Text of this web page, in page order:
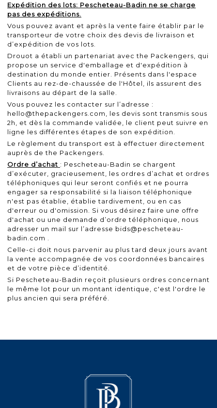
Expédition des lots: Pescheteau-Badin ne se charge
pas des expéditions.
Vous pouvez avant et après la vente faire établir par le
transporteur de votre choix des devis de livraison et
d’expédition de vos lots.
Drouot a établi un partenariat avec the Packengers, qui
propose un service d'emballage et d'expédition à
destination du monde entier. Présents dans l'espace
Clients au rez-de-chaussée de l'Hôtel, ils assurent des
livraisons au départ de la salle.
Vous pouvez les contacter sur l’adresse :
hello@thepackengers.com, les devis sont transmis sous
2h, et dès la commande validée, le client peut suivre en
ligne les différentes étapes de son expédition.
Le règlement du transport est à effectuer directement
auprès de the Packengers.
Ordre d’achat : Pescheteau-Badin se chargent
d’exécuter, gracieusement, les ordres d’achat et ordres
téléphoniques qui leur seront confiés et ne pourra
engager sa responsabilité si la liaison téléphonique
n'est pas établie, établie tardivement, ou en cas
d'erreur ou d'omission. Si vous désirez faire une offre
d'achat ou une demande d’ordre téléphonique, nous
adresser un mail sur l’adresse bids@pescheteau-
badin.com
Celle-ci doit nous parvenir au plus tard deux jours avant
la vente accompagnée de vos coordonnées bancaires
et de votre pièce d’identité.
Si Pescheteau-Badin reçoit plusieurs ordres concernant
le même lot pour un montant identique, c'est l'ordre le
plus ancien qui sera préféré.